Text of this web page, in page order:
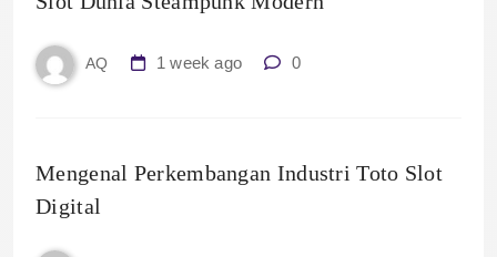
AQ 1 week ago 0
Mengenal Perkembangan Industri Toto Slot
Digital